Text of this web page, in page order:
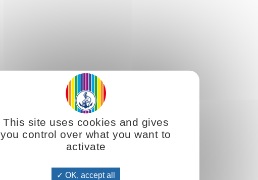
This site uses cookies and gives
you control over what you want to
activate
OK, accept all